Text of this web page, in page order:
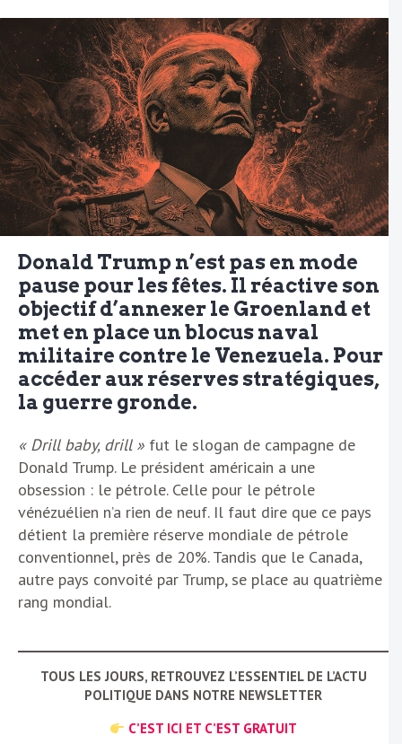
Donald Trump n’est pas en mode
pause pour les fêtes. Il réactive son
objectif d’annexer le Groenland et
met en place un blocus naval
militaire contre le Venezuela. Pour
accéder aux réserves stratégiques,
la guerre gronde.
« Drill baby, drill » fut le slogan de campagne de
Donald Trump. Le président américain a une
obsession : le pétrole. Celle pour le pétrole
vénézuélien n’a rien de neuf. Il faut dire que ce pays
détient la première réserve mondiale de pétrole
conventionnel, près de 20%. Tandis que le Canada,
autre pays convoité par Trump, se place au quatrième
rang mondial.
TOUS LES JOURS, RETROUVEZ L’ESSENTIEL DE L’ACTU
POLITIQUE DANS NOTRE NEWSLETTER
C’EST ICI ET C’EST GRATUIT